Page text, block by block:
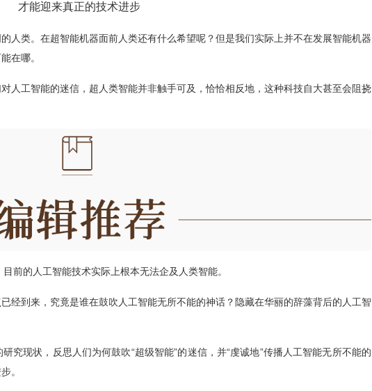
才能迎来真正的技术进步
人类。在超智能机器面前人类还有什么希望呢？但是我们实际上并不在发展智能机器
在哪。
人工智能的迷信，超人类智能并非触手可及，恰恰相反地，这种科技自大甚至会阻挠
前的人工智能技术实际上根本无法企及人类智能。
经到来，究竟是谁在鼓吹人工智能无所不能的神话？隐藏在华丽的辞藻背后的人工智
究现状，反思人们为何鼓吹“超级智能”的迷信，并“虔诚地”传播人工智能无所不能的
。